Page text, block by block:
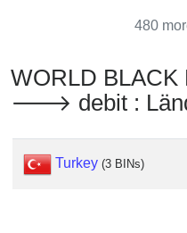
BIN
Checker
/
480
WORLD BLACK
🡒 debit :
Turkey (3 BINs)